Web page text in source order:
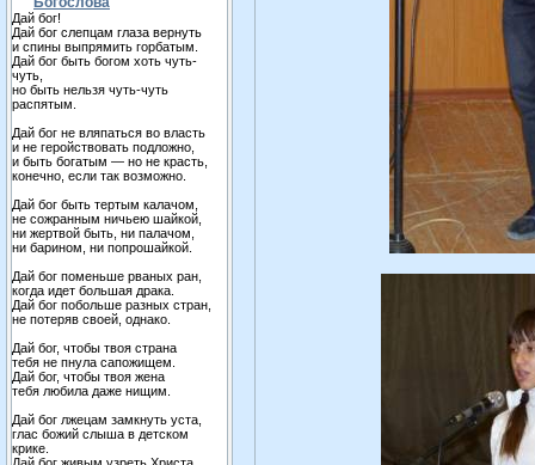
Дай бог!
Дай бог слепцам глаза вернуть
и спины выпрямить горбатым.
Дай бог быть богом хоть чуть-
чуть,
но быть нельзя чуть-чуть
распятым.
Дай бог не вляпаться во власть
и не геройствовать подложно,
и быть богатым — но не красть,
конечно, если так возможно.
Дай бог быть тертым калачом,
не сожранным ничьею шайкой,
ни жертвой быть, ни палачом,
ни барином, ни попрошайкой.
Дай бог поменьше рваных ран,
когда идет большая драка.
Дай бог побольше разных стран,
не потеряв своей, однако.
Дай бог, чтобы твоя страна
тебя не пнула сапожищем.
Дай бог, чтобы твоя жена
тебя любила даже нищим.
Дай бог лжецам замкнуть уста,
глас божий слыша в детском
крике.